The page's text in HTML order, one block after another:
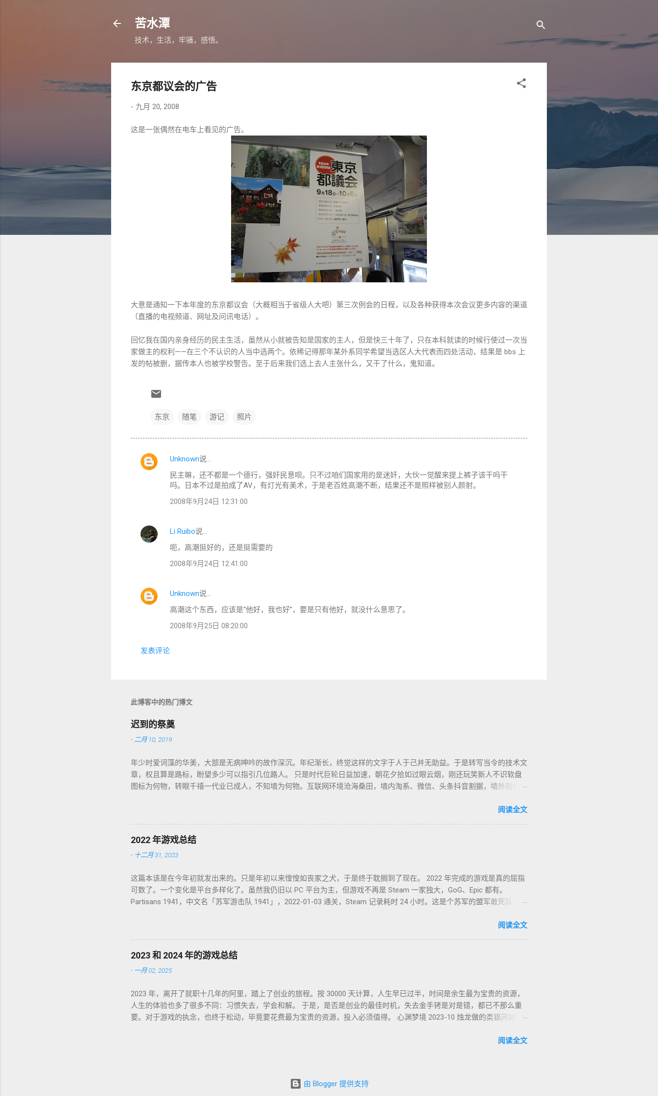
苦水潭
技术，生活，牢骚，感悟。
东京都议会的广告
- 九月 20, 2008
这是一张偶然在电车上看见的广告。
大意是通知一下本年度的东京都议会（大概相当于省级人大吧）第三次例会的日程，以及各种获得本次会议更多内容的渠道
（直播的电视频道、网址及问讯电话）。
回忆我在国内亲身经历的民主生活，虽然从小就被告知是国家的主人，但是快三十年了，只在本科就读的时候行使过一次当
家做主的权利——在三个不认识的人当中选两个。依稀记得那年某外系同学希望当选区人大代表而四处活动，结果是 bbs 上
发的帖被删，据传本人也被学校警告。至于后来我们选上去人主张什么，又干了什么，鬼知道。
东京 随笔 游记 照片
评
Unknown说…
民主嘛，还不都是一个德行，强奸民意呗。只不过咱们国家用的是迷奸，大伙一觉醒来提上裤子该干吗干
吗。日本不过是拍成了AV，有灯光有美术，于是老百姓高潮不断，结果还不是照样被别人颜射。
2008年9月24日 12:31:00
Li Ruibo说…
呃，高潮挺好的，还是挺需要的
2008年9月24日 12:41:00
Unknown说…
高潮这个东西，应该是“他好，我也好”，要是只有他好，就没什么意思了。
2008年9月25日 08:20:00
发表评论
此博客中的热门博文
迟到的祭奠
- 二月 10, 2019
年少时爱词藻的华美，大部是无病呻吟的故作深沉。年纪渐长，终觉这样的文字于人于己并无助益。于是转写当令的技术文
章，权且算是路标，盼望多少可以指引几位路人。 只是时代巨轮日益加速，朝花夕拾如过眼云烟，刚还玩笑新人不识软盘
图标为何物，转眼千禧一代业已成人，不知墙为何物。互联网环境沧海桑田，墙内淘系、微信、头条抖音割据，墙外则白莲
个如我一样的人鞠躬尽瘁亲手打造的魔幻现实。这可是我曾希冀的那个理想乡？我没有答案，亦复何言。皆言四十不惑，可
所悟，才能在黎明前草草小憩。老先生从武侠到无侠，层层递进构筑了一个亦真亦幻的江湖，让人在这个江湖里体验各式悲
喜，又把这个江湖的规则层层解构，推演其间各式人格向现实投影的境遇和选择。 老先生开卷入世，却又早早封笔，不做
答案，只在笔墨尽处引人向善。困顿时能读到这样的文字，我心存感激。 枕边已无金庸，经典心中长存。
阅读全文
2022 年游戏总结
- 十二月 31, 2023
这篇本该是在今年初就发出来的。只是年初以来惶惶如丧家之犬，于是终于耽搁到了现在。 2022 年完成的游戏是真的屈指
可数了。一个变化是平台多样化了。虽然我仍旧以 PC 平台为主，但游戏不再是 Steam 一家独大，GoG、Epic 都有。
Partisans 1941，中文名「苏军游击队 1941」，2022-01-03 通关，Steam 记录耗时 24 小时。这是个苏军的盟军敢死队。单
游戏。 Lost Ruins，2022-01-09 通关，GoG 记录 7 小时。萌系像素风的二次元银河城类。画风没问题，操作感是比较慢的
2022-02-01 通关，Epic 平台没有耗时记录，不过印象里流程不太长。因为游戏不太难，加上视听感受做的还不错，整个游
戏体验很像是观看一部动画长片。属于还行，但不至于到推荐的程度。 God of War，战神4，2022-02-27 通关，Epic 平台
还是没有耗时记录。这个应该是 2022 年花时间最多的游戏了。如果说游戏工业的优质成熟产品应该长啥样，战神 4 就是答
时。如果说战神 4 是成熟的工业品，法环则不同。它似乎是一个风格迥异作品，虽然处处有黑魂和只狼的影子（黑魂一我
曾经严肃尝试 3 次都没能进入状态，只狼则是在打败狮子猿后再无进展），但这次 From Software 的平衡术终于有了突
破，能够让我这样又挑剔又没有时间练手的玩家也能沉浸其中，一路陪伴到通关。而且和只狼一样，法环也是一款不怕剧透
试在上面开了 Tales of Arise（破晓传奇），不过进展很慢，一来少年向的 JRPG 对我的吸引力越来越小，二来也确实没时
阅读全文
2023 和 2024 年的游戏总结
- 一月 02, 2025
2023 年，离开了就职十几年的阿里，踏上了创业的旅程。按 30000 天计算，人生早已过半，时间是余生最为宝贵的资源，
人生的体验也多了很多不同：习惯失去，学会和解。 于是，是否是创业的最佳时机，失去金手铐是对是错，都已不那么重
要。对于游戏的执念，也终于松动，毕竟要花费最为宝贵的资源，投入必须值得。 心渊梦境 2023-10 烛龙做的类银河城跳
续几个月时间坚持到通关。参照组是「圣女之歌 Zero2：鳞痕誓约」，也是满满的情怀，但作品质量真的让我坚持不到通关
间体验的作品。以至于玩过黑神话之后直到现在，我都不想再碰列表里其他待体验的游戏。 过去的一年很充实，很精彩，
阅读全文
由 Blogger 提供支持